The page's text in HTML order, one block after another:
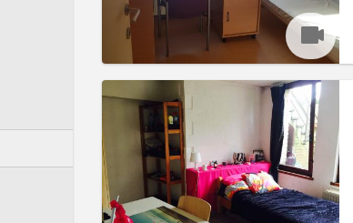
Practical Info
Rent: 370 €
Rent:440 €
Charges:60 €
Duration:12 months
Domiciliation: